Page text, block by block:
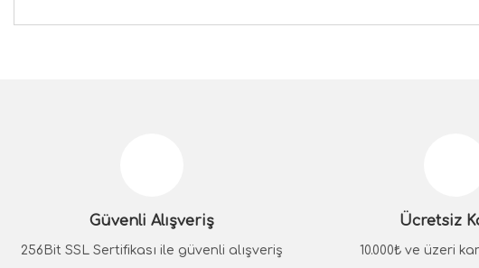
Ürün bilgilerinde hatalar bulunuyor.
Ürün fiyatı diğer sitelerden daha pahalı.
Güvenli Alışveriş
256Bit SSL Sertifikası ile güvenli alışveriş
Ücretsiz
10.000₺ ve üzeri